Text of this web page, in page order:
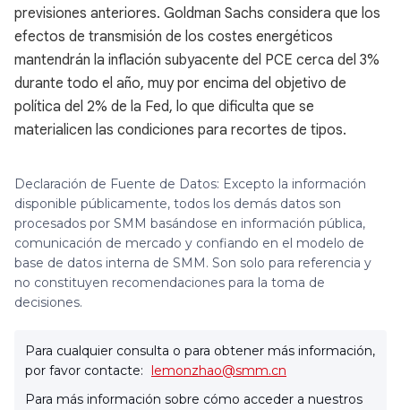
previsiones anteriores. Goldman Sachs considera que los
efectos de transmisión de los costes energéticos
mantendrán la inflación subyacente del PCE cerca del 3%
durante todo el año, muy por encima del objetivo de
política del 2% de la Fed, lo que dificulta que se
materialicen las condiciones para recortes de tipos.
Declaración de Fuente de Datos: Excepto la información
disponible públicamente, todos los demás datos son
procesados por SMM basándose en información pública,
comunicación de mercado y confiando en el modelo de
base de datos interna de SMM. Son solo para referencia y
no constituyen recomendaciones para la toma de
decisiones.
Para cualquier consulta o para obtener más información,
por favor contacte: lemonzhao@smm.cn
Para más información sobre cómo acceder a nuestros